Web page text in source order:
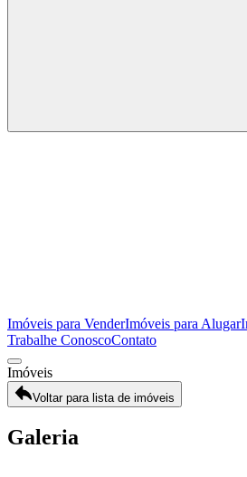
Imóveis para VenderImóveis para Alugar
Trabalhe ConoscoContato
Imóveis
Voltar para lista de imóveis
Galeria